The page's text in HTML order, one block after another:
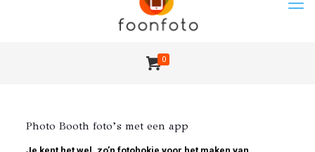
0
Photo Booth foto’s met een app